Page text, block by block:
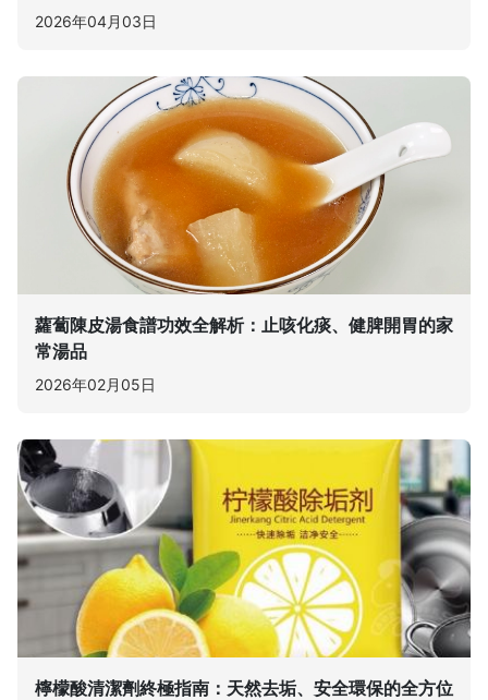
2026年04月03日
蘿蔔陳皮湯食譜功效全解析：止咳化痰、健脾開胃的家
常湯品
2026年02月05日
檸檬酸清潔劑終極指南：天然去垢、安全環保的全方位